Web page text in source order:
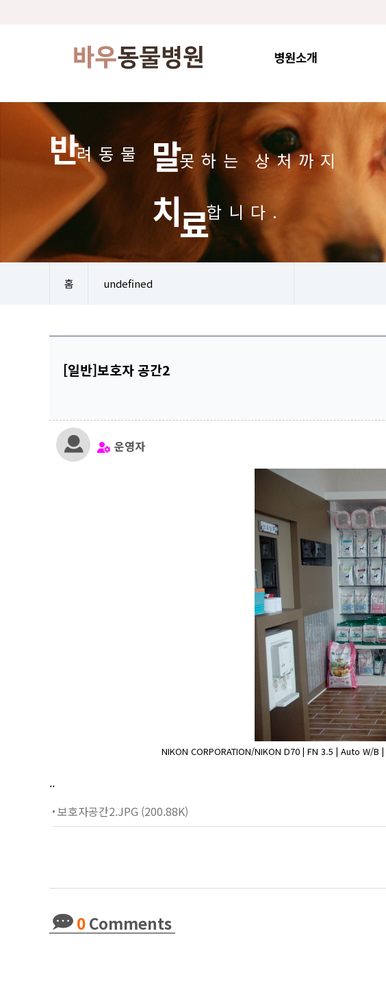
병원소개
반려동물 말못하는 상처까지
치료합니다.
홈 undefined
[일반]보호자 공간2
운영자
NIKON CORPORATION/NIKON D70 | FN 3.5 | Auto
..
보호자공간2.JPG (200.88K)
0Comments